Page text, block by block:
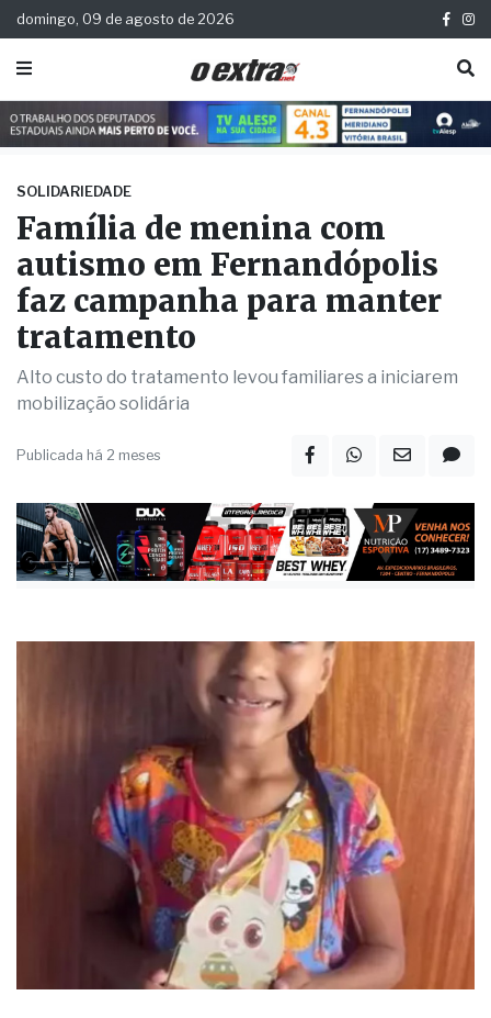
domingo, 09 de agosto de 2026
SOLIDARIEDADE
Família de menina com
autismo em Fernandópolis
faz campanha para manter
tratamento
Alto custo do tratamento levou familiares a iniciarem